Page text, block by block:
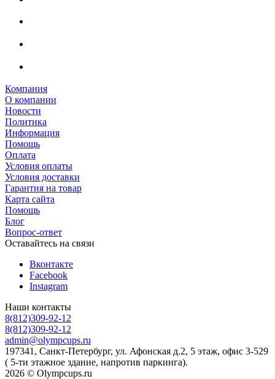
Компания
О компании
Новости
Политика
Информация
Помощь
Оплата
Условия оплаты
Условия доставки
Гарантия на товар
Карта сайта
Помощь
Блог
Вопрос-ответ
Оставайтесь на связи
Вконтакте
Facebook
Instagram
Наши контакты
8(812)309-92-12
8(812)309-92-12
admin@olympcups.ru
197341, Санкт-Петербург, ул. Афонская д.2, 5 этаж, офис 3-529
( 5-ти этажное здание, напротив паркинга).
2026 © Olympcups.ru